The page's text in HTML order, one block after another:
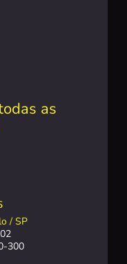
as
/ SP
300